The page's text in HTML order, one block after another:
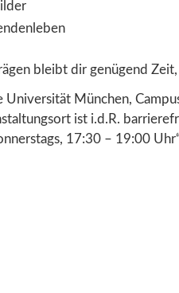
bleibt dir genügend
Universität München,
ist i.d.R.
17:30 – 19:00 Uhr“